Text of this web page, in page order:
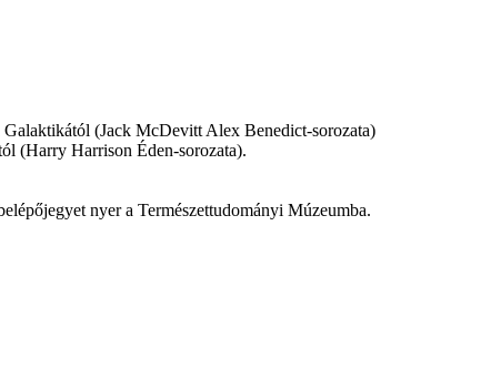
(Jack McDevitt Alex Benedict-sorozata)
(Harry Harrison Éden-sorozata).
nyer a Természettudományi Múzeumba.